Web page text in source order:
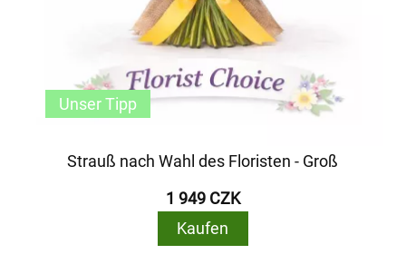
Strauß nach Wahl des Floristen - Groß
1 949 CZK
Kaufen
Unser Tipp